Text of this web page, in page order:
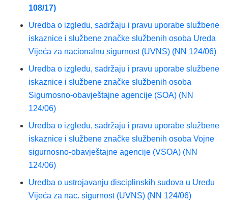
108/17)
Uredba o izgledu, sadržaju i pravu uporabe službene
iskaznice i službene značke službenih osoba Ureda
Vijeća za nacionalnu sigurnost (UVNS) (NN 124/06)
Uredba o izgledu, sadržaju i pravu uporabe službene
iskaznice i službene značke službenih osoba
Sigurnosno-obavještajne agencije (SOA) (NN
124/06)
Uredba o izgledu, sadržaju i pravu uporabe službene
iskaznice i službene značke službenih osoba Vojne
sigurnosno-obavještajne agencije (VSOA) (NN
124/06)
Uredba o ustrojavanju disciplinskih sudova u Uredu
Vijeća za nac. sigurnost (UVNS) (NN 124/06)